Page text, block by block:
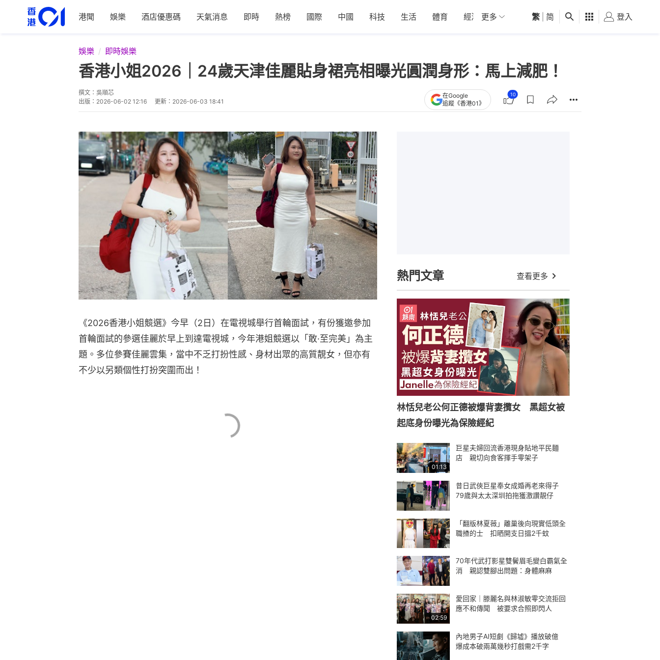
港聞 娛樂 酒店優惠碼 天氣消息 即時 熱榜 國際 中國 科技 生活 體育 經濟 01深圳 觀點 健康 好食玩飛
更多 繁 简 登入
娛樂 即時娛樂
香港小姐2026｜24歲天津佳麗貼身裙亮相曝光圓潤身形：馬上減肥！
撰文： 吳順芯
出版： 2026-06-02 12:16 更新： 2026-06-03 18:41
在Google
追蹤《香港01》
10
《2026香港小姐競選》今早（2日）在電視城舉行首輪面試，有份獲邀參加
首輪面試的參選佳麗於早上到達電視城，今年港姐競選以「敢·至完美」為主
題。多位參賽佳麗雲集，當中不乏打扮性感、身材出眾的高質靚女，但亦有
不少以另類個性打扮突圍而出！
熱門文章 查看更多
林恬兒老公何正德被爆背妻攬女 黑超女被
起底身份曝光為保險經紀
01:13
巨星夫婦回流香港現身貼地平民麵
店 親切向食客揮手零架子
昔日武俠巨星奉女成婚再老來得子
79歲與太太深圳拍拖獲激讚靚仔
「翻版林夏薇」離巢後向現實低頭全
職揸的士 扣晒開支日搵2千蚊
70年代武打影星雙鬢眉毛變白霸氣全
消 親認雙腳出問題：身體麻麻
02:59
愛回家｜滕麗名與林淑敏零交流拒回
應不和傳聞 被要求合照即閃人
內地男子AI短劇《歸墟》播放破億
爆成本破兩萬幾秒打戲需2千字